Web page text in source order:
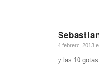
Dice:
4 febrero, 2013
y las 10